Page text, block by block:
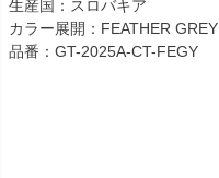
生産国：スロバキア
カラー展開：FEATHER GREY
品番：GT-2025A-CT-FEGY